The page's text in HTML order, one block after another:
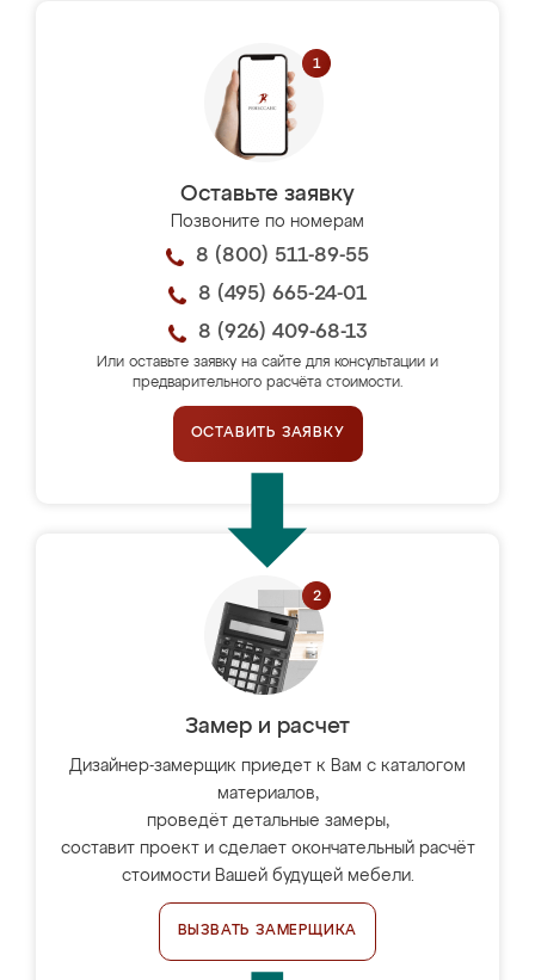
Оставьте заявку
Позвоните по номерам
8 (800) 511-89-55
8 (495) 665-24-01
8 (926) 409-68-13
Или оставьте заявку на сайте для консультации и
предварительного расчёта стоимости.
ОСТАВИТЬ ЗАЯВКУ
Замер и расчет
Дизайнер-замерщик приедет к Вам с каталогом
материалов,
проведёт детальные замеры,
составит проект и сделает окончательный расчёт
стоимости Вашей будущей мебели.
ВЫЗВАТЬ ЗАМЕРЩИКА